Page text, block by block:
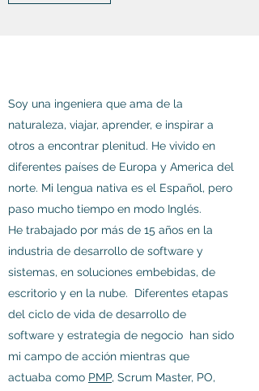
Soy una ingeniera que ama de la
naturaleza, viajar, aprender, e inspirar a
otros a encontrar plenitud. He vivido en
diferentes países de Europa y America del
norte. Mi lengua nativa es el Español, pero
paso mucho tiempo en modo Inglés.
He trabajado por más de 15 años en la
industria de desarrollo de software y
sistemas, en soluciones embebidas, de
escritorio y en la nube. Diferentes etapas
del ciclo de vida de desarrollo de
software y estrategia de negocio han sido
mi campo de acción mientras que
actuaba como PMP, Scrum Master, PO,